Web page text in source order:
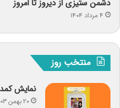
دشمن ستیزی از دیروز تا امروز
۴ مرداد ۱۴۰۴
منتخب روز
نمایش
۲۰ بهمن ۱۴۰۳